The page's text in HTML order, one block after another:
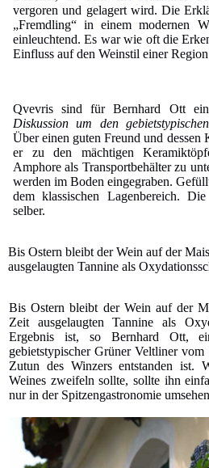
vergoren und gelagert wird. Die
„Fremdling“ in einem modernen
einleuchtend. Es war wie oft die
Einfluss auf den Weinstil einer
Qvevris sind für Bernhard Ott
Diskussion um den
Über einen guten Freund und dessen
er zu den mächtigen
Amphore als Transportbehälter zu
werden im Boden eingegraben.
dem klassischen Lagenbereich.
selber.
Bis Ostern bleibt der Wein auf der
ausgelaugten Tannine als
Bis Ostern bleibt der Wein auf der
Zeit ausgelaugten Tannine als
Ergebnis ist, so Bernhard Ott,
gebietstypischer Grüner Veltliner
Zutun des Winzers entstanden ist.
Weines zweifeln sollte, sollte ihn
nur in der Spitzengastronomie